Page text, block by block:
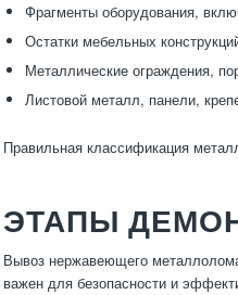
Фрагменты оборудования,
Остатки мебельных
Металлические ограждения,
Листовой металл, панели,
Правильная классификация
ЭТАПЫ
Вывоз нержавеющего
важен для безопасности и